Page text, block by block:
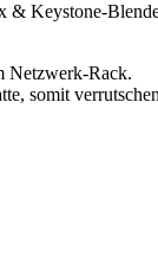
& Keystone-
Netzwerk-Rack.
somit